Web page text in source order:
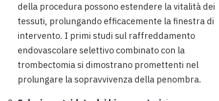
della procedura possono estendere la vitalità dei
tessuti, prolungando efficacemente la finestra di
intervento. I primi studi sul raffreddamento
endovascolare selettivo combinato con la
trombectomia si dimostrano promettenti nel
prolungare la sopravvivenza della penombra.